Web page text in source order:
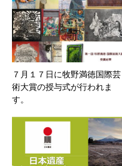
７月１７日に牧野満徳国際芸
術大賞の授与式が行われま
す。